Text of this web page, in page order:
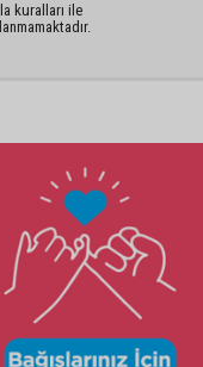
kuralları ile